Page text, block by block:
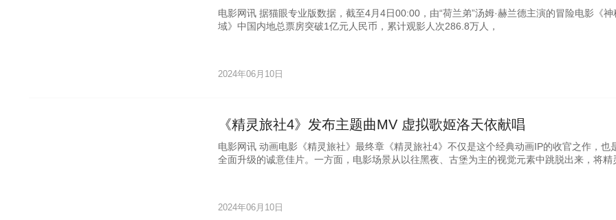
电影网讯 据猫眼专业版数据，截至4月4日00:00，由“荷兰弟”汤姆·赫兰德主演的冒险电影《神
域》中国内地总票房突破1亿元人民币，累计观影人次286.8万人，
2024年06月10日
《精灵旅社4》发布主题曲MV 虚拟歌姬洛天依献唱
电影网讯 动画电影《精灵旅社》最终章《精灵旅社4》不仅是这个经典动画IP的收官之作，也
全面升级的诚意佳片。一方面，电影场景从以往黑夜、古堡为主的视觉元素中跳脱出来，将精
2024年06月10日